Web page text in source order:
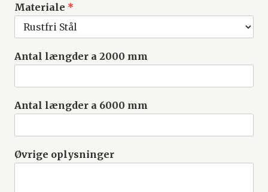
Materiale *
Antal længder a 2000 mm
Antal længder a 6000 mm
Øvrige oplysninger